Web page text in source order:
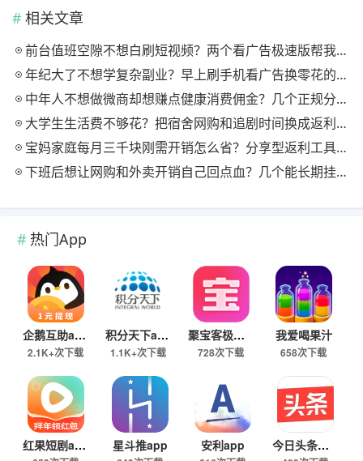
相关文章
前台值班空隙不想白刷短视频？两个看广告极速版帮我月回血三百块
年纪大了不想学复杂副业？早上刷手机看广告换零花的两个极速版用法
中年人不想做微商却想赚点健康消费佣金？几个正规分享式返利平台排位
大学生生活费不够花？把宿舍网购和追剧时间换成返利零钱的方法
宝妈家庭每月三千块刚需开销怎么省？分享型返利工具这样搭最舒服
下班后想让网购和外卖开销自己回点血？几个能长期挂机的返利入口实测
热门App
企鹅互助app
2.1K+次下载
积分天下app
1.1K+次下载
聚宝客极速版
728次下载
我爱喝果汁
658次下载
红果短剧app 星斗推app 安利app 今日头条极速版下载